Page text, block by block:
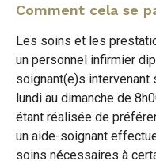
Comment cela se
Les soins et les
un personnel infirmier
soignant(e)s
lundi au dimanche de
étant réalisée de
un aide-soignant
soins nécessaires à